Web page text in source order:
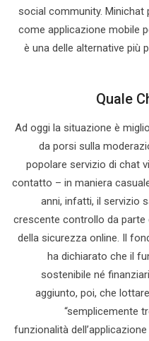
social community.
come applicazione mobile
è una delle alternative più
Quale
Ad oggi la situazione è
da porsi sulla
popolare servizio di chat
contatto – in maniera
anni, infatti, il servizio
crescente controllo da parte
della sicurezza online. Il
ha dichiarato che il
sostenibile né
aggiunto, poi, che
“semplicemente
funzionalità